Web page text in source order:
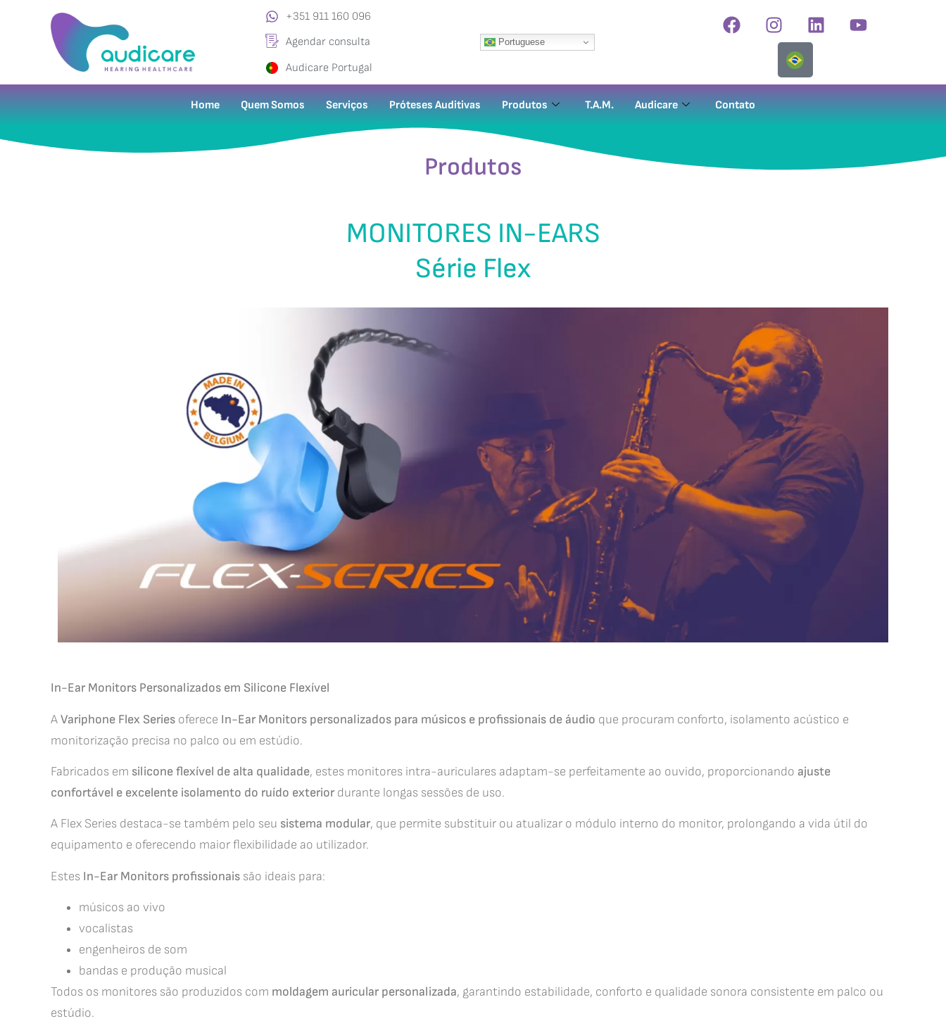
+351 911 160 096
Agendar consulta
Audicare Portugal
Portuguese
Home Quem Somos Serviços Próteses Auditivas Produtos T.A.M. Audicare Contato
Produtos
MONITORES IN-EARS
Série Flex
In-Ear Monitors Personalizados em Silicone Flexível
AVariphone Flex Series oferece In-Ear Monitors personalizados para músicos e profissionais de áudio que procuram conforto, isolamento acústico e
monitorização precisa no palco ou em estúdio.
Fabricados em silicone flexível de alta qualidade, estes monitores intra-auriculares adaptam-se perfeitamente ao ouvido, proporcionando ajuste
confortável e excelente isolamento do ruído exterior durante longas sessões de uso.
A Flex Series destaca-se também pelo seu sistema modular, que permite substituir ou atualizar o módulo interno do monitor, prolongando a vida útil do
equipamento e oferecendo maior flexibilidade ao utilizador.
Estes In-Ear Monitors profissionais são ideais para:
músicos ao vivo
vocalistas
engenheiros de som
bandas e produção musical
Todos os monitores são produzidos com moldagem auricular personalizada, garantindo estabilidade, conforto e qualidade sonora consistente em palco ou
estúdio.